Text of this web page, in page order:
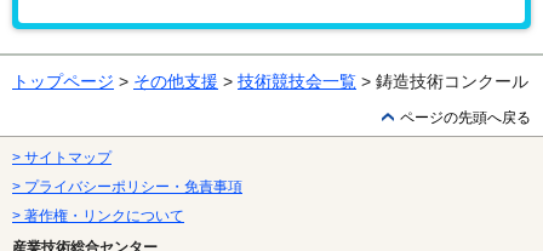
トップページ > その他支援 > 技術競技会一覧 > 鋳造技術コンクール
ページの先頭へ戻る
> サイトマップ
> プライバシーポリシー・免責事項
> 著作権・リンクについて